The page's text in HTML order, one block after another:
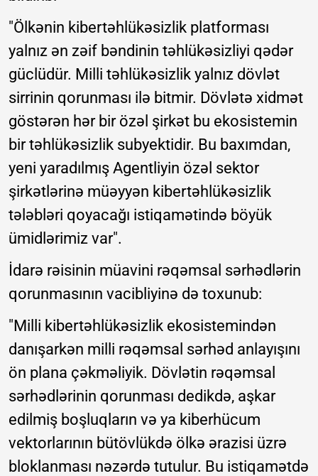
"Ölkənin kibertəhlükəsizlik platforması
yalnız ən zəif bəndinin təhlükəsizliyi qədər
güclüdür. Milli təhlükəsizlik yalnız dövlət
sirrinin qorunması ilə bitmir. Dövlətə xidmət
göstərən hər bir özəl şirkət bu ekosistemin
bir təhlükəsizlik subyektidir. Bu baxımdan,
yeni yaradılmış Agentliyin özəl sektor
şirkətlərinə müəyyən kibertəhlükəsizlik
tələbləri qoyacağı istiqamətində böyük
ümidlərimiz var".
İdarə rəisinin müavini rəqəmsal sərhədlərin
qorunmasının vacibliyinə də toxunub:
"Milli kibertəhlükəsizlik ekosistemindən
danışarkən milli rəqəmsal sərhəd anlayışını
ön plana çəkməliyik. Dövlətin rəqəmsal
sərhədlərinin qorunması dedikdə, aşkar
edilmiş boşluqların və ya kiberhücum
vektorlarının bütövlükdə ölkə ərazisi üzrə
bloklanması nəzərdə tutulur. Bu istiqamətdə